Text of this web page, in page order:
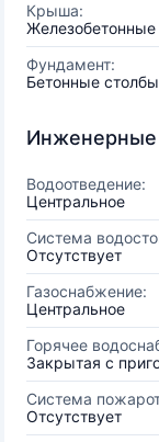
Крыша:
Железобетонные
Фундамент:
Бетонные столбы
Водоотведение:
Центральное
Система
Отсутствует
Газоснабжение:
Центральное
Горячее
Закрытая с
Система
Отсутствует